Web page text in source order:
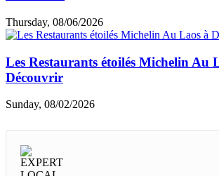
Expériences des clients
Articles similaires
Faire Du Vélo Au Vietnam Ou
Pays Choisir ?
Sunday, 08/09/2026